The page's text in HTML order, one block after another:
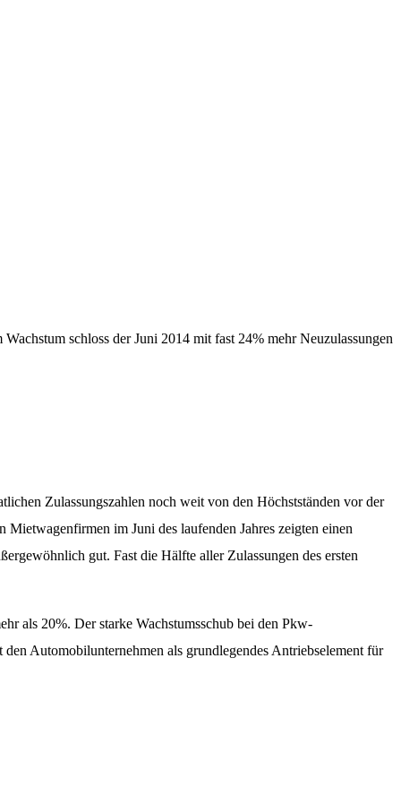
schloss der Juni 2014 mit fast 24% mehr Neuzulassungen
Zulassungszahlen noch weit von den Höchstständen vor der
im Juni des laufenden Jahres zeigten einen
gut. Fast die Hälfte aller Zulassungen des ersten
als 20%. Der starke Wachstumsschub bei den Pkw-
Automobilunternehmen als grundlegendes Antriebselement für